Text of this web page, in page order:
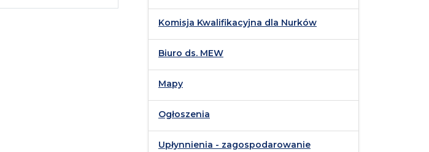
Komisja Kwalifikacyjna dla Nurków
Biuro ds. MEW
Mapy
Ogłoszenia
Upłynnienia - zagospodarowanie